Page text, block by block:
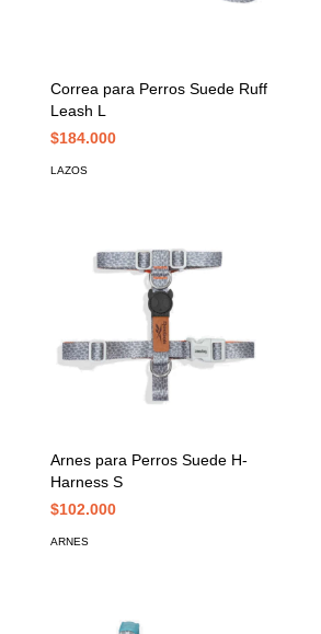
Correa para Perros Suede Ruff
Leash L
$184.000
LAZOS
Arnes para Perros Suede H-
Harness S
$102.000
ARNES